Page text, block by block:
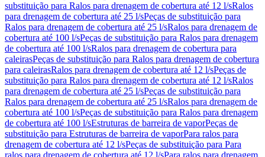
substituição para Ralos para drenagem de cobertura até 12 l/sRalos
para drenagem de cobertura até 25 l/sPeças de substituição para
Ralos para drenagem de cobertura até 25 l/sRalos para drenagem de
cobertura até 100 l/sPeças de substituição para Ralos para drenagem
de cobertura até 100 l/sRalos para drenagem de cobertura para
caleirasPeças de substituição para Ralos para drenagem de cobertura
para caleirasRalos para drenagem de cobertura até 12 l/sPeças de
substituição para Ralos para drenagem de cobertura até 12 l/sRalos
para drenagem de cobertura até 25 l/sPeças de substituição para
Ralos para drenagem de cobertura até 25 l/sRalos para drenagem de
cobertura até 100 l/sPeças de substituição para Ralos para drenagem
de cobertura até 100 l/sEstruturas de barreira de vaporPeças de
substituição para Estruturas de barreira de vaporPara ralos para
drenagem de cobertura até 12 l/sPeças de substituição para Para
ralos para drenagem de cobertura até 12 l/sPara ralos para drenagem